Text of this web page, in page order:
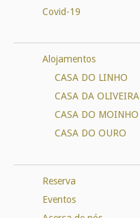
Covid-19
Alojamentos
CASA DO LINHO
CASA DA OLIVEIRA
CASA DO MOINHO
CASA DO OURO
Reserva
Eventos